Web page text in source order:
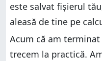
este salvat fișierul
aleasă de tine pe
Acum că am
trecem la practică.